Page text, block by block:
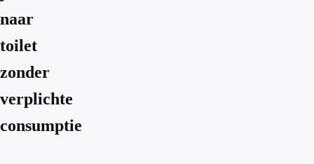
naar
toilet
zonder
verplichte
consumptie